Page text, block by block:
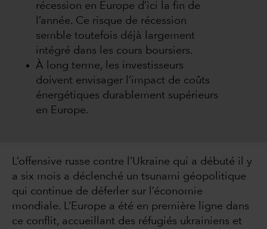
récession en Europe d’ici la fin de
l’année. Ce risque de récession
semble toutefois déjà largement
intégré dans les cours boursiers.
À long terme, les investisseurs
doivent envisager l’impact de coûts
énergétiques durablement supérieurs
en Europe.
L’offensive russe contre l’Ukraine qui a débuté il y
a six mois a déclenché un tsunami géopolitique
qui continue de déferler sur l’économie
mondiale. L’Europe a été en première ligne dans
ce conflit, accueillant des réfugiés ukrainiens et